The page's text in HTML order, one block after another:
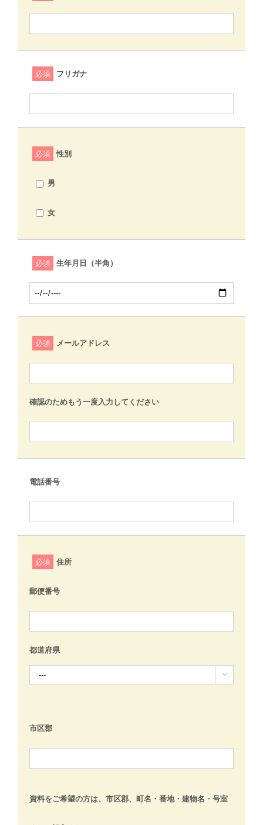
必須 フリガナ
必須 性別
男
女
必須 生年月日（半角）
必須 メールアドレス
確認のためもう一度入力してください
電話番号
必須 住所
郵便番号
都道府県

市区郡
資料をご希望の方は、市区郡、町名・番地・建物名・号室